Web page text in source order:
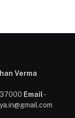
Verma
Email-